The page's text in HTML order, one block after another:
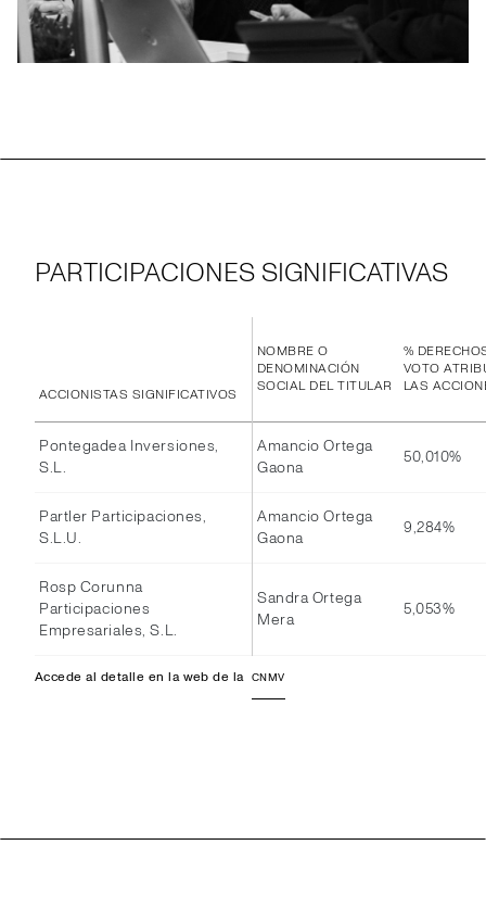
PARTICIPACIONES SIGNIFICATIVAS
ACCIONISTAS SIGNIFICATIVOS
NOMBRE O
DENOMINACIÓN
SOCIAL DEL TITULAR
%
VOTO
LAS
Pontegadea Inversiones,
S.L.
Amancio Ortega
Gaona
50,010%
Partler Participaciones,
S.L.U.
Amancio Ortega
Gaona
9,284%
Rosp Corunna
Participaciones
Empresariales, S.L.
Sandra Ortega
Mera
5,053%
Accede al detalle en la web de la CNMV